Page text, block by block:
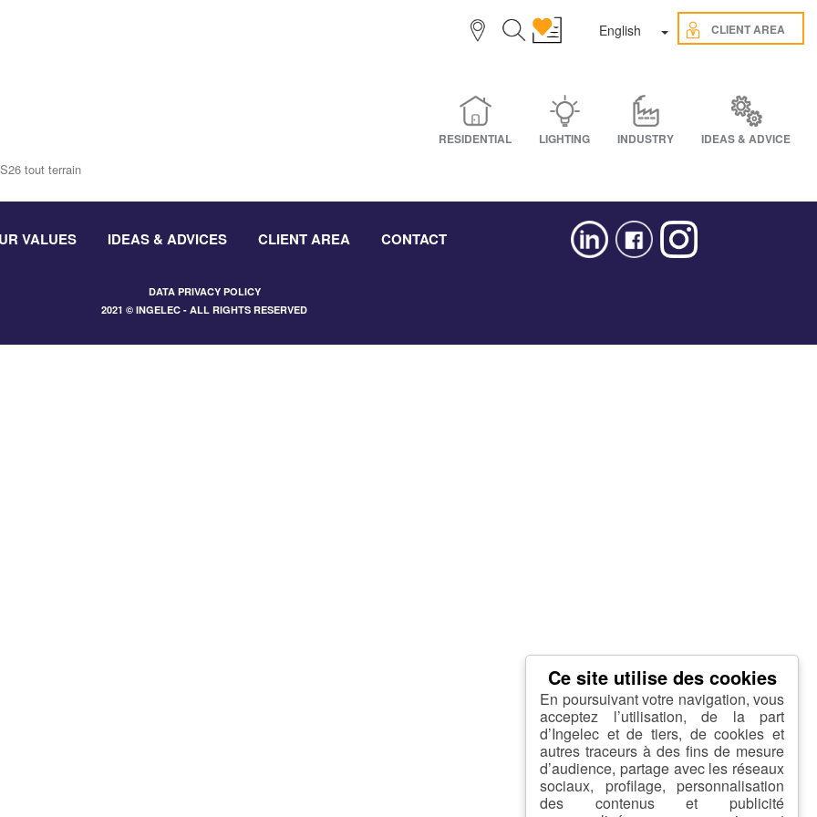
En poursuivant votre navigation, vous
acceptez l’utilisation, de la part
d’Ingelec et de tiers, de cookies et
autres traceurs à des fins de mesure
d’audience, partage avec les réseaux
sociaux, profilage, personnalisation
des contenus et publicité
English Toggle Dropdown
CLIENT AREA
RESIDENTIAL LIGHTING INDUSTRY IDEAS & ADVICE
tout terrain
VALUES IDEAS & ADVICES CLIENT AREA CONTACT
DATA PRIVACY POLICY
2021 © INGELEC - ALL RIGHTS RESERVED